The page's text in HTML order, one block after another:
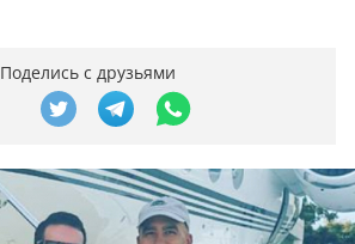
Поделись с друзьями